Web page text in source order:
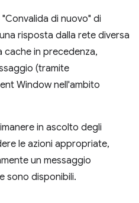
di nuovo" di
risposta dalla rete diversa
cache in precedenza,
(tramite
Window nell'ambito
in ascolto degli
le azioni appropriate,
un messaggio
sono disponibili.